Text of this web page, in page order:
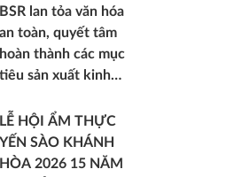
MÔI TRƯỜNG
XANH VIỆT NAM
BSR lan tỏa văn hóa
an toàn, quyết tâm
hoàn thành các mục
tiêu sản xuất kinh
năm 2026
LỄ HỘI ẨM THỰC
YẾN SÀO KHÁNH
HÒA 2026 15 NĂM